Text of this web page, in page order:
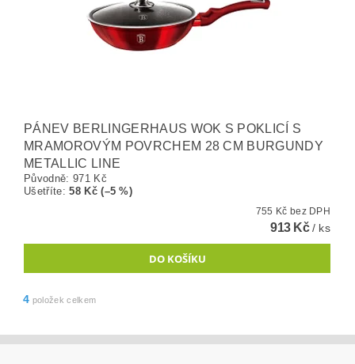
PÁNEV BERLINGERHAUS WOK S POKLICÍ S
MRAMOROVÝM POVRCHEM 28 CM BURGUNDY
METALLIC LINE
Původně: 971 Kč
Ušetříte:58 Kč (–5 %)
755 Kč bez DPH
913 Kč/ ks
4 položek celkem